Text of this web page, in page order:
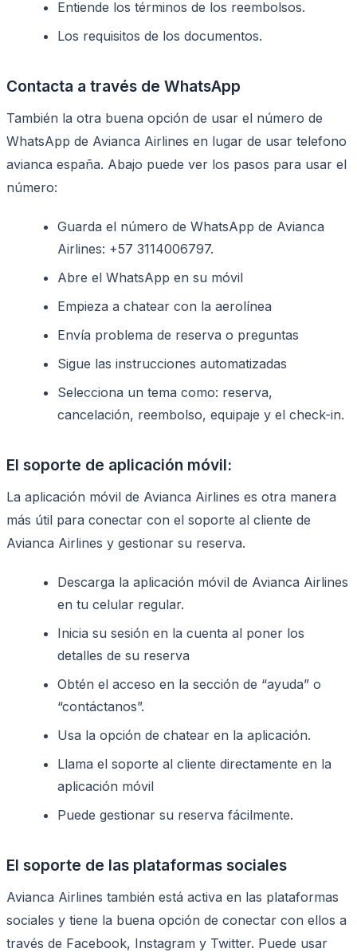
Entiende los términos de los reembolsos.
Los requisitos de los documentos.
Contacta a través de WhatsApp
También la otra buena opción de usar el número de
WhatsApp de Avianca Airlines en lugar de usar telefono
avianca españa. Abajo puede ver los pasos para usar el
número:
Guarda el número de WhatsApp de Avianca
Airlines: +57 3114006797.
Abre el WhatsApp en su móvil
Empieza a chatear con la aerolínea
Envía problema de reserva o preguntas
Sigue las instrucciones automatizadas
Selecciona un tema como: reserva,
cancelación, reembolso, equipaje y el check-in.
El soporte de aplicación móvil:
La aplicación móvil de Avianca Airlines es otra manera
más útil para conectar con el soporte al cliente de
Avianca Airlines y gestionar su reserva.
Descarga la aplicación móvil de Avianca Airlines
en tu celular regular.
Inicia su sesión en la cuenta al poner los
detalles de su reserva
Obtén el acceso en la sección de “ayuda” o
“contáctanos”.
Usa la opción de chatear en la aplicación.
Llama el soporte al cliente directamente en la
aplicación móvil
Puede gestionar su reserva fácilmente.
El soporte de las plataformas sociales
Avianca Airlines también está activa en las plataformas
sociales y tiene la buena opción de conectar con ellos a
través de Facebook, Instagram y Twitter. Puede usar